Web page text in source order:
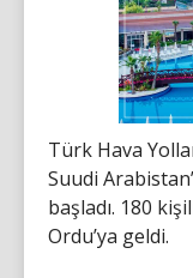
Türk Hava
Suudi
başladı. 180
Ordu’ya geldi.